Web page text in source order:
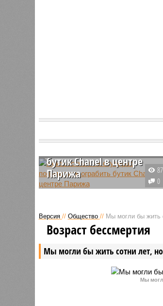
Неизвестные на скутерах
бутик Chanel в центре
Парижа
Группа вооружённых лиц
в центральном районе Парижа.
Инцидент произошёл в субботу
утром на престижной авеню
Монтень.
0
Версия // Общество // Мы могли бы жить
Мы могли бы жить сотни лет, но
Возраст бессмертия
Мы